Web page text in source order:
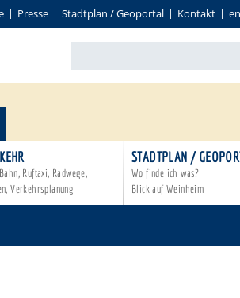
Presse Stadtplan / Geoportal Kontakt
Ruftaxi, Radwege,
Verkehrsplanung
STADTPLAN /
Wo finde ich was?
Blick auf Weinheim